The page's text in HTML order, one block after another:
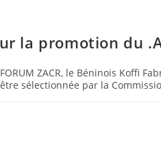
la promotion du
ZACR, le Béninois Koffi
sélectionnée par la